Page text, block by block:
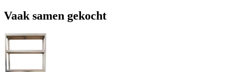
Vaak samen gekocht